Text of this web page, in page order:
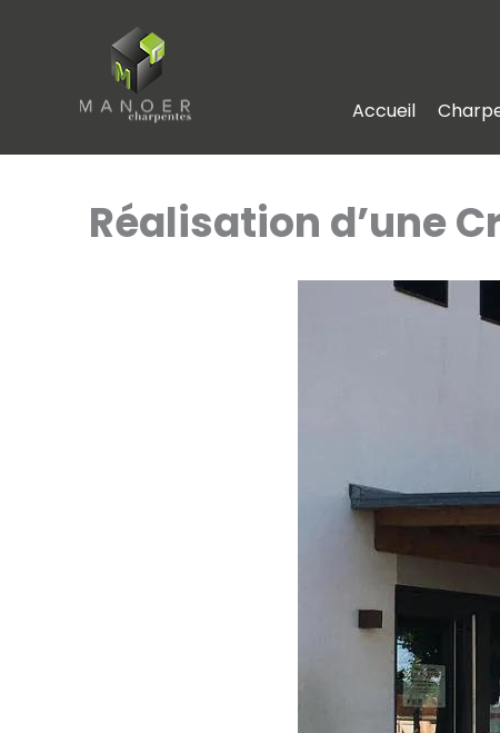
Accueil
Réalisation d’une